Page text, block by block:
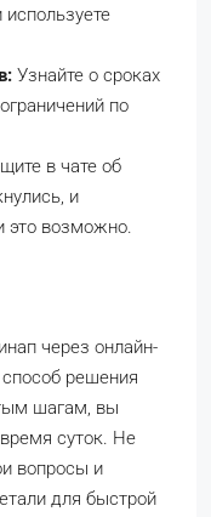
Узнайте о сроках
по
в чате об
и
это возможно.
через онлайн-
решения
шагам, вы
суток. Не
вопросы и
для быстрой